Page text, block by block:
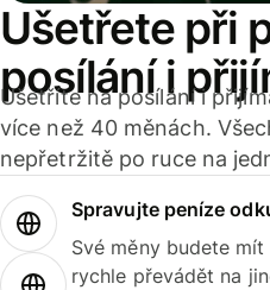
Ušetřete při
posílání i
Ušetříte na posílání i
více než 40 měnách.
nepřetržitě po ruce na
Spravujte peníze
Své měny budete
rychle převádět na